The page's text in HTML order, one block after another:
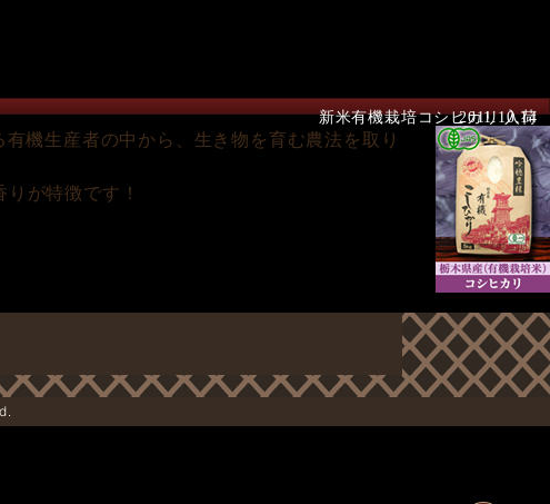
新米有機栽培コシヒカリ 入荷
2011.10.14
機生産者の中から、生き物を育む農法を取り
が特徴です！